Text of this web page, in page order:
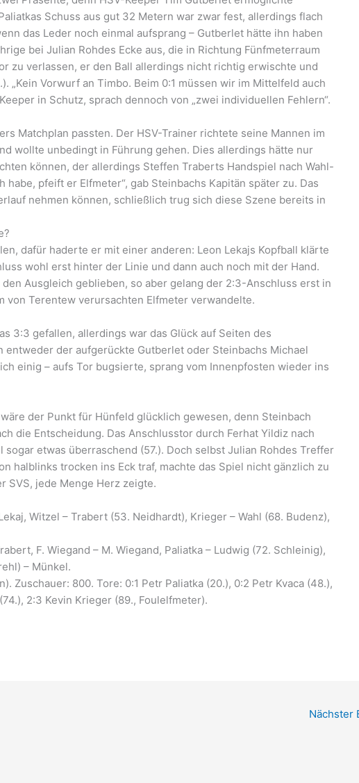
Schuss aus gut 32 Metern war zwar fest, allerdings flach
das Leder noch einmal aufsprang – Gutberlet hätte ihn haben
bei Julian Rohdes Ecke aus, die in Richtung Fünfmeterraum
zu verlassen, er den Ball allerdings nicht richtig erwischte und
„Kein Vorwurf an Timbo. Beim 0:1 müssen wir im Mittelfeld auch
in Schutz, sprach dennoch von „zwei individuellen Fehlern“.
Matchplan passten. Der HSV-Trainer richtete seine Mannen im
wollte unbedingt in Führung gehen. Dies allerdings hätte nur
können, der allerdings Steffen Traberts Handspiel nach Wahl-
habe, pfeift er Elfmeter“, gab Steinbachs Kapitän später zu. Das
nehmen können, schließlich trug sich diese Szene bereits in
dafür haderte er mit einer anderen: Leon Lekajs Kopfball klärte
wohl erst hinter der Linie und dann auch noch mit der Hand.
Ausgleich geblieben, so aber gelang der 2:3-Anschluss erst in
von Terentew verursachten Elfmeter verwandelte.
3:3 gefallen, allerdings war das Glück auf Seiten des
entweder der aufgerückte Gutberlet oder Steinbachs Michael
einig – aufs Tor bugsierte, sprang vom Innenpfosten wieder ins
der Punkt für Hünfeld glücklich gewesen, denn Steinbach
die Entscheidung. Das Anschlusstor durch Ferhat Yildiz nach
etwas überraschend (57.). Doch selbst Julian Rohdes Treffer
halblinks trocken ins Eck traf, machte das Spiel nicht gänzlich zu
SVS, jede Menge Herz zeigte.
Witzel – Trabert (53. Neidhardt), Krieger – Wahl (68. Budenz),
F. Wiegand – M. Wiegand, Paliatka – Ludwig (72. Schleinig),
– Münkel.
Zuschauer: 800. Tore: 0:1 Petr Paliatka (20.), 0:2 Petr Kvaca (48.),
2:3 Kevin Krieger (89., Foulelfmeter).
Nächster